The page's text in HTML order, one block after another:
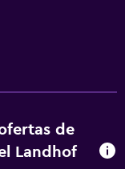
El hotel tiene
con nevera,
Irschen, todas
El
de
Landhof